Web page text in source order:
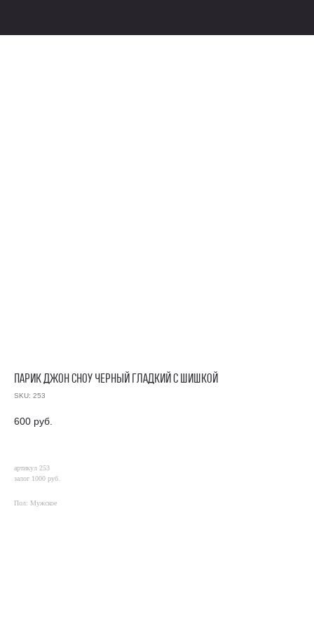
ПАРИК ДЖОН СНОУ ЧЕРНЫЙ ГЛАДКИЙ С ШИШКОЙ
SKU: 253
600 руб.
артикул 253
залог 1000 руб.
Пол: Мужское